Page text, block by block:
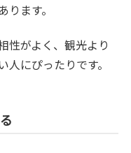
ます。
性がよく、観光より
にぴったりです。